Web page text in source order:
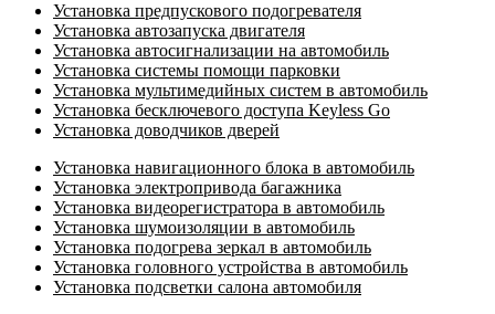
Установка предпускового подогревателя
Установка автозапуска двигателя
Установка автосигнализации на автомобиль
Установка системы помощи парковки
Установка мультимедийных систем в автомобиль
Установка бесключевого доступа Keyless Go
Установка доводчиков дверей
Установка навигационного блока в автомобиль
Установка электропривода багажника
Установка видеорегистратора в автомобиль
Установка шумоизоляции в автомобиль
Установка подогрева зеркал в автомобиль
Установка головного устройства в автомобиль
Установка подсветки салона автомобиля